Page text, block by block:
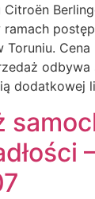
Toruniu.
dodatkowej